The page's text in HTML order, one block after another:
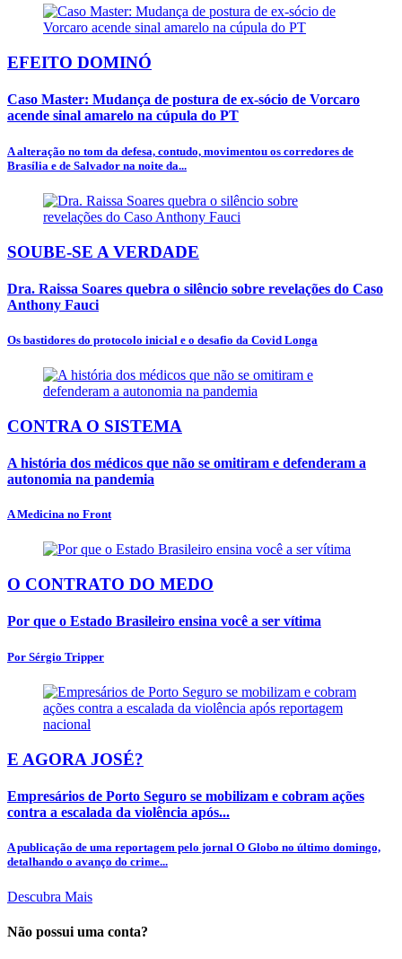
EFEITO DOMINÓ
Caso Master: Mudança de postura de ex-sócio de Vorcaro
acende sinal amarelo na cúpula do PT
A alteração no tom da defesa, contudo, movimentou os corredores de
Brasília e de Salvador na noite da...
SOUBE-SE A VERDADE
Dra. Raissa Soares quebra o silêncio sobre revelações do Caso
Anthony Fauci
Os bastidores do protocolo inicial e o desafio da Covid Longa
CONTRA O SISTEMA
A história dos médicos que não se omitiram e defenderam a
autonomia na pandemia
A Medicina no Front
O CONTRATO DO MEDO
Por que o Estado Brasileiro ensina você a ser vítima
Por Sérgio Tripper
E AGORA JOSÉ?
Empresários de Porto Seguro se mobilizam e cobram ações
contra a escalada da violência após...
A publicação de uma reportagem pelo jornal O Globo no último domingo,
detalhando o avanço do crime...
Descubra Mais
Não possui uma conta?